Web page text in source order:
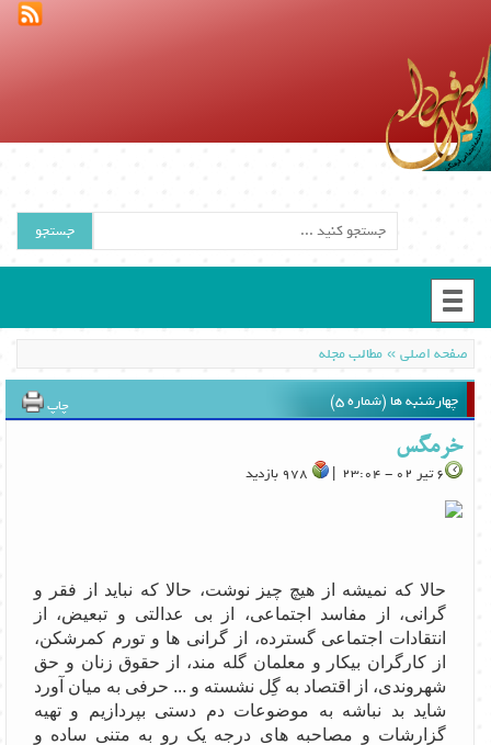
جستجو
صفحه اصلی»مطالب مجله
چهارشنبه ها (شماره 5) چاپ
خرمگس
6 تیر 02 - 23:04 |
حالا که نمیشه از هیچ چیز نوشت، حالا که نباید از فقر و
گرانی، از مفاسد اجتماعی، از بی عدالتی و تبعیض، از
انتقادات اجتماعی گسترده، از گرانی ها و تورم کمرشکن،
از کارگران بیکار و معلمان گله مند، از حقوق زنان و حق
شهروندی، از اقتصاد به گِل نشسته و ... حرفی به میان آورد
شاید بد نباشه به موضوعات دم دستی بپردازیم و تهیه
گزارشات و مصاحبه های درجه یک رو به متنی ساده و